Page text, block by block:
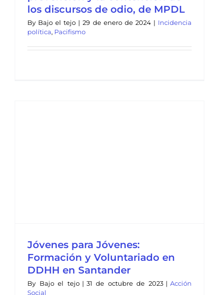
los discursos de odio, de MPDL
By Bajo el tejo | 29 de enero de 2024 | Incidencia
política, Pacifismo
Jóvenes para Jóvenes:
Formación y Voluntariado en
DDHH en Santander
By Bajo el tejo | 31 de octubre de 2023 | Acción
Social